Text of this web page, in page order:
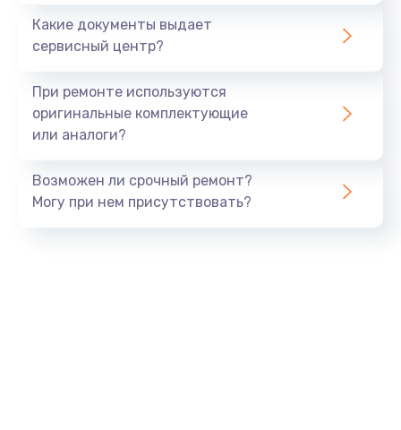
Какие документы выдает
сервисный центр?
При ремонте используются
оригинальные комплектующие
или аналоги?
Возможен ли срочный ремонт?
Могу при нем присутствовать?